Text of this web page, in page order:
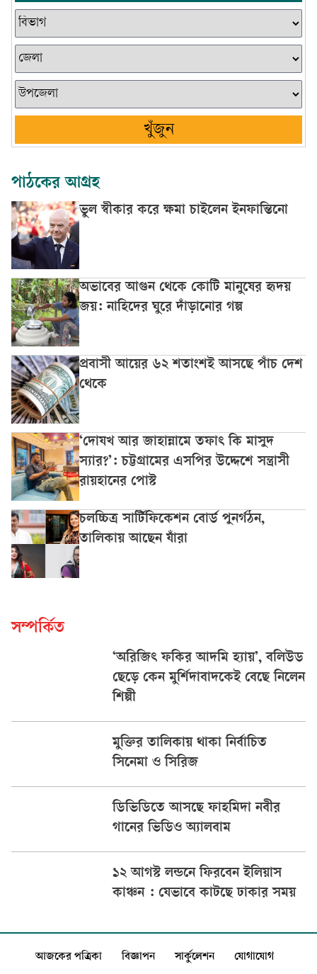
খুঁজুন
পাঠকের আগ্রহ
ভুল স্বীকার করে ক্ষমা চাইলেন ইনফান্তিনো
অভাবের আগুন থেকে কোটি মানুষের হৃদয়
জয়: নাহিদের ঘুরে দাঁড়ানোর গল্প
প্রবাসী আয়ের ৬২ শতাংশই আসছে পাঁচ দেশ
থেকে
‘দোযখ আর জাহান্নামে তফাৎ কি মাসুদ
স্যার?’: চট্টগ্রামের এসপির উদ্দেশে সন্ত্রাসী
রায়হানের পোস্ট
চলচ্চিত্র সার্টিফিকেশন বোর্ড পুনর্গঠন,
তালিকায় আছেন যাঁরা
সম্পর্কিত
‘অরিজিৎ ফকির আদমি হ্যায়’, বলিউড
ছেড়ে কেন মুর্শিদাবাদকেই বেছে নিলেন
শিল্পী
মুক্তির তালিকায় থাকা নির্বাচিত
সিনেমা ও সিরিজ
ডিভিডিতে আসছে ফাহমিদা নবীর
গানের ভিডিও অ্যালবাম
১২ আগস্ট লন্ডনে ফিরবেন ইলিয়াস
কাঞ্চন : যেভাবে কাটছে ঢাকার সময়
আজকের পত্রিকা বিজ্ঞাপন সার্কুলেশন যোগাযোগ